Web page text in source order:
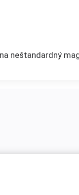
neštandardný